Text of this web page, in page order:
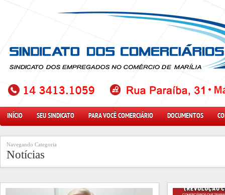
INÍCIO SEU SINDICATO PARA VOCÊ COMERCIÁRIO DOCUMENTOS
Navegando Categoria
Notícias